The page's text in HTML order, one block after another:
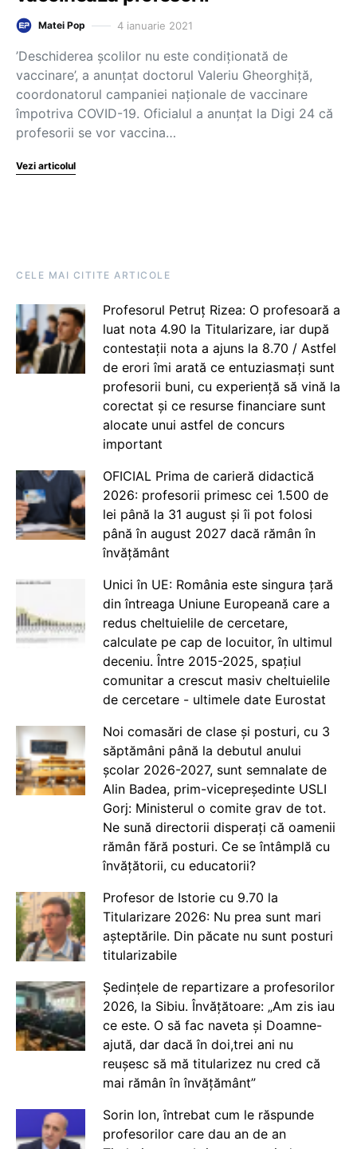
Matei Pop 4 ianuarie 2021
’Deschiderea școlilor nu este condiționată de
vaccinare’, a anunțat doctorul Valeriu Gheorghiță,
coordonatorul campaniei naționale de vaccinare
împotriva COVID-19. Oficialul a anunțat la Digi 24 că
profesorii se vor vaccina…
Vezi articolul
CELE MAI CITITE ARTICOLE
Profesorul Petruț Rizea: O profesoară a
luat nota 4.90 la Titularizare, iar după
contestații nota a ajuns la 8.70 / Astfel
de erori îmi arată ce entuziasmați sunt
profesorii buni, cu experiență să vină la
corectat și ce resurse financiare sunt
alocate unui astfel de concurs
important
OFICIAL Prima de carieră didactică
2026: profesorii primesc cei 1.500 de
lei până la 31 august și îi pot folosi
până în august 2027 dacă rămân în
învățământ
Unici în UE: România este singura țară
din întreaga Uniune Europeană care a
redus cheltuielile de cercetare,
calculate pe cap de locuitor, în ultimul
deceniu. Între 2015-2025, spațiul
comunitar a crescut masiv cheltuielile
de cercetare - ultimele date Eurostat
Noi comasări de clase și posturi, cu 3
săptămâni până la debutul anului
școlar 2026-2027, sunt semnalate de
Alin Badea, prim-vicepreședinte USLI
Gorj: Ministerul o comite grav de tot.
Ne sună directorii disperați că oamenii
rămân fără posturi. Ce se întâmplă cu
învățătorii, cu educatorii?
Profesor de Istorie cu 9.70 la
Titularizare 2026: Nu prea sunt mari
așteptările. Din păcate nu sunt posturi
titularizabile
Ședințele de repartizare a profesorilor
2026, la Sibiu. Învățătoare: „Am zis iau
ce este. O să fac naveta și Doamne-
ajută, dar dacă în doi,trei ani nu
reușesc să mă titularizez nu cred că
mai rămân în învățământ”
Sorin Ion, întrebat cum le răspunde
profesorilor care dau an de an